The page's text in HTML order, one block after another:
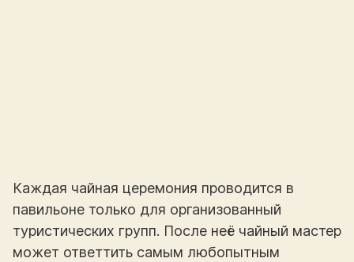
Каждая чайная церемония проводится в
павильоне только для организованный
туристических групп. После неё чайный мастер
может ответтить самым любопытным